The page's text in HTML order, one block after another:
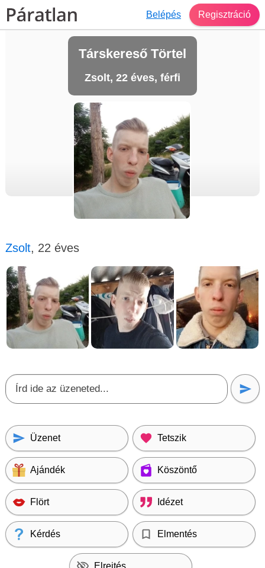
Belépés Regisztráció
Társkereső Törtel
Zsolt, 22 éves, férfi
Zsolt, 22 éves
Üzenet Tetszik
Ajándék Köszöntő
Flört Idézet
Kérdés Elmentés